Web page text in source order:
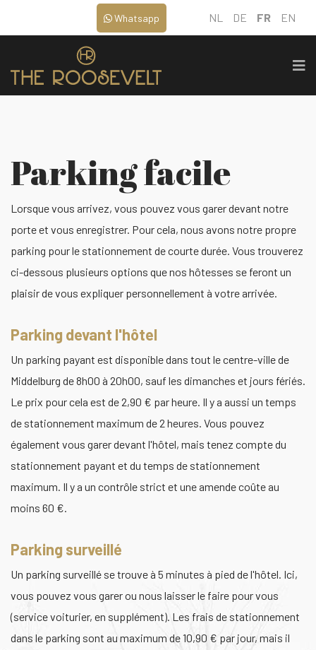
NL DE FR EN
Whatsapp
Parking facile
Lorsque vous arrivez, vous pouvez vous garer devant notre
porte et vous enregistrer. Pour cela, nous avons notre propre
parking pour le stationnement de courte durée. Vous trouverez
ci-dessous plusieurs options que nos hôtesses se feront un
plaisir de vous expliquer personnellement à votre arrivée.
Parking devant l'hôtel
Un parking payant est disponible dans tout le centre-ville de
Middelburg de 8h00 à 20h00, sauf les dimanches et jours fériés.
Le prix pour cela est de 2,90 € par heure. Il y a aussi un temps
de stationnement maximum de 2 heures. Vous pouvez
également vous garer devant l'hôtel, mais tenez compte du
stationnement payant et du temps de stationnement
maximum. Il y a un contrôle strict et une amende coûte au
moins 60 €.
Parking surveillé
Un parking surveillé se trouve à 5 minutes à pied de l'hôtel. Ici,
vous pouvez vous garer ou nous laisser le faire pour vous
(service voiturier, en supplément). Les frais de stationnement
dans le parking sont au maximum de 10,90 € par jour, mais il